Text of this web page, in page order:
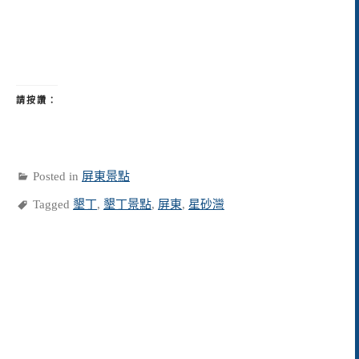
請按讚：
Posted in 屏東景點
Tagged 墾丁, 墾丁景點, 屏東, 星砂灣